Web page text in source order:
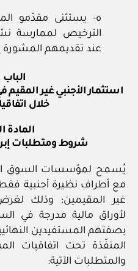
ه- يستثنى مقدّمو
الترخيص لممارسة
عند تقديمهم
الباب
استثمار الأجنبي غير المقيم
خلال
المادة
شروط ومتطلبات
يُسمح لمؤسسات السوق
مع أطراف نظيرة أجنبية فقط
غير المقيمين؛ وذلك
لأوراق مالية مدرجة في
بصفتهم المستفيدين
المنفّذة تحت اتفاقيات
والمتطلبات الآتية: